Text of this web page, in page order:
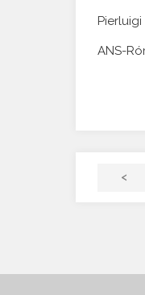
ANS-
<